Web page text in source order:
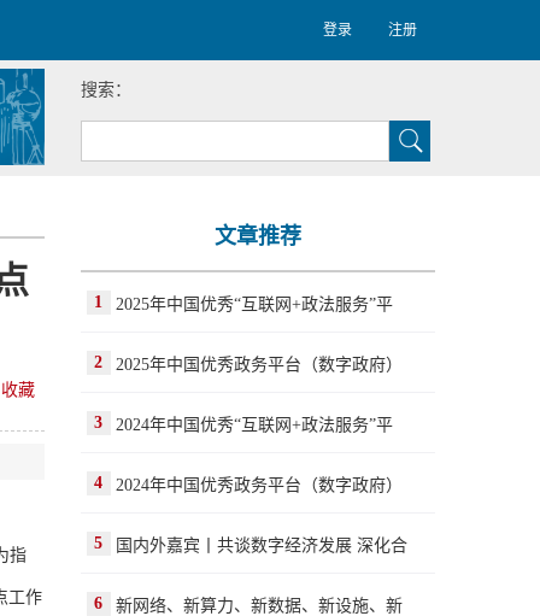
登录 注册
搜索：
收藏
指
工作
文章推荐
1 2025年中国优秀“互联网+政法服务”平
2 2025年中国优秀政务平台（数字政府）
3 2024年中国优秀“互联网+政法服务”平
4 2024年中国优秀政务平台（数字政府）
5 国内外嘉宾丨共谈数字经济发展 深化合
6 新网络、新算力、新数据、新设施、新